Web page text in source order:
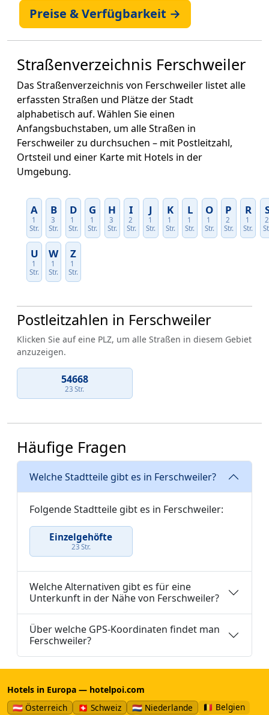
Preise & Verfügbarkeit →
Straßenverzeichnis Ferschweiler
Das Straßenverzeichnis von Ferschweiler listet alle
erfassten Straßen und Plätze der Stadt
alphabetisch auf. Wählen Sie einen
Anfangsbuchstaben, um alle Straßen in
Ferschweiler zu durchsuchen – mit Postleitzahl,
Ortsteil und einer Karte mit Hotels in der
Umgebung.
A
1
Str.
B
3
Str.
D
1
Str.
G
1
Str.
H
3
Str.
I
2
Str.
J
1
Str.
K
1
Str.
L
1
Str.
O
1
Str.
P
2
Str.
R
1
Str.
U
1
Str.
W
1
Str.
Z
1
Str.
Postleitzahlen in Ferschweiler
Klicken Sie auf eine PLZ, um alle Straßen in diesem Gebiet
anzuzeigen.
54668
23 Str.
Häufige Fragen
Welche Stadtteile gibt es in Ferschweiler?
Folgende Stadtteile gibt es in Ferschweiler:
Einzelgehöfte
23 Str.
Welche Alternativen gibt es für eine
Unterkunft in der Nähe von Ferschweiler?
Über welche GPS-Koordinaten findet man
Ferschweiler?
Hotels in Europa — hotelpoi.com
🇦🇹 Österreich
🇨🇭 Schweiz 🇳🇱 Niederlande 🇧🇪 Belgien